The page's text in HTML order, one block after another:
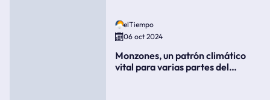
elTiempo
06 oct 2024
Monzones, un patrón climático
vital para varias partes del